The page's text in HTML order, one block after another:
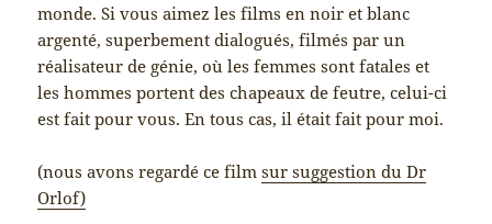
monde. Si vous aimez les films en noir et blanc
argenté, superbement dialogués, filmés par un
réalisateur de génie, où les femmes sont fatales et
les hommes portent des chapeaux de feutre, celui-ci
est fait pour vous. En tous cas, il était fait pour moi.
(nous avons regardé ce filmsur suggestion du Dr
Orlof)